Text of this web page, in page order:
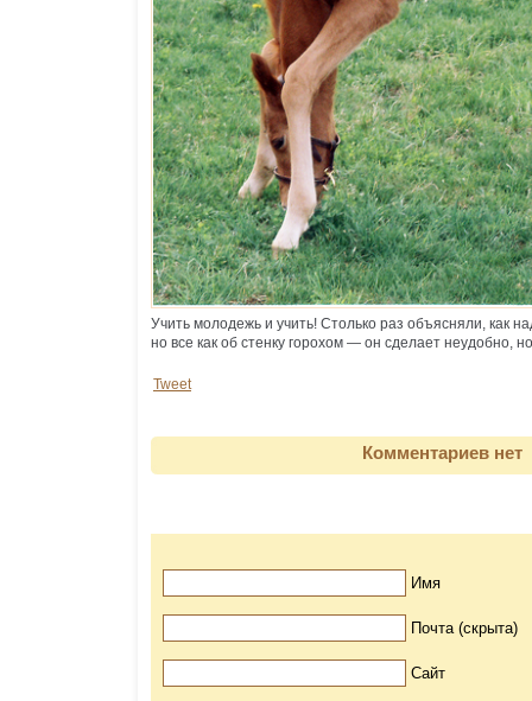
Учить молодежь и учить! Столько раз объясняли, как
но все как об стенку горохом — он сделает неудобно,
Tweet
Комментариев нет
Имя
Почта (скрыта)
Сайт